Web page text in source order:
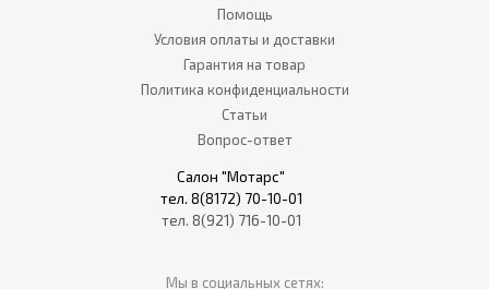
Помощь
Условия оплаты и доставки
Гарантия на товар
Политика конфиденциальности
Статьи
Вопрос-ответ
Салон "Мотарс"
тел. 8(8172) 70-10-01
тел. 8(921) 716-10-01
Мы в социальных сетях: